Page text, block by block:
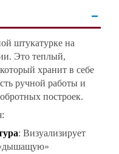
штукатурке на
Это теплый,
хранит в себе
ручной работы и
построек.
: Визуализирует